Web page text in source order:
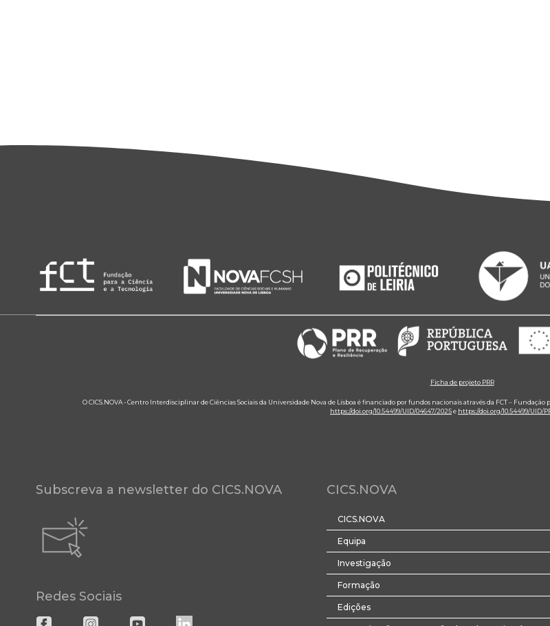
Ficha de projeto PRR
O CICS.NOVA - Centro Interdisciplinar de Ciências Sociais da Universidade Nova de Lisboa é financiado por fundos nacionais através da FCT – Fundação
https://doi.org/10.54499/UID/04647/2025e https://doi.org/10.54499/UID/
Subscreva a newsletter do CICS.NOVA
Redes Sociais
CICS.NOVA
CICS.NOVA
Equipa
Investigação
Formação
Edições